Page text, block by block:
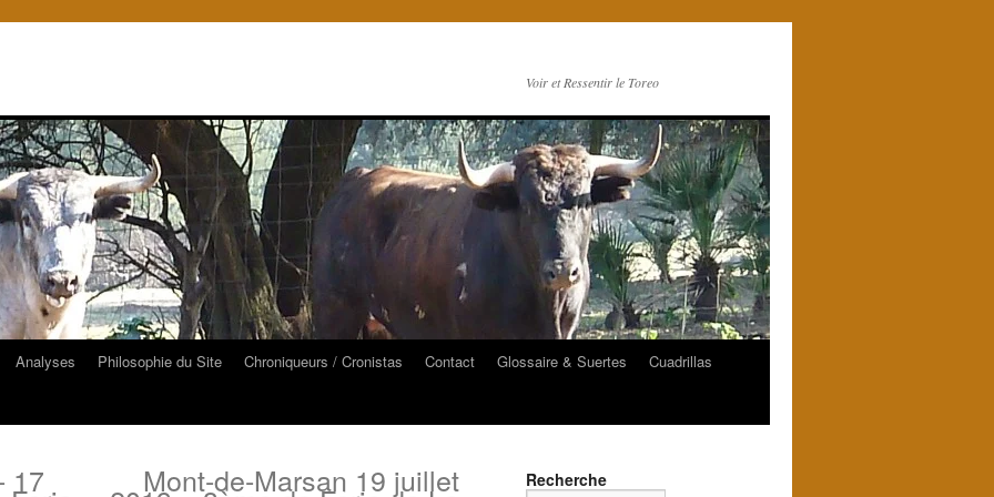
Voir et Ressentir le Toreo
Analyses Philosophie du Site Chroniqueurs / Cronistas Contact Glossaire & Suertes
Cuadrillas
17 Mont-de-Marsan 19 juillet Recherche